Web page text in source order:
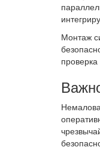
Монтаж